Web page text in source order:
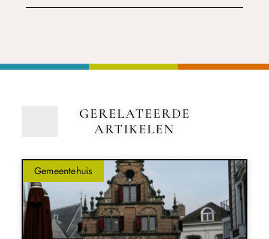
GERELATEERDE
ARTIKELEN
Gemeentehuis